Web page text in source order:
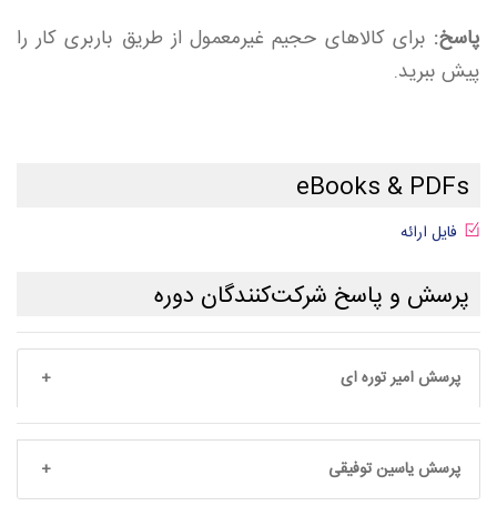
پاسخ: برای کالاهای حجیم غیرمعمول از طریق باربری کار را
پیش ببرید.
eBooks & PDFs
فایل ارائه
پرسش و پاسخ شرکت‌کنندگان دوره
پرسش امیر توره ای
پرسش یاسین توفیقی